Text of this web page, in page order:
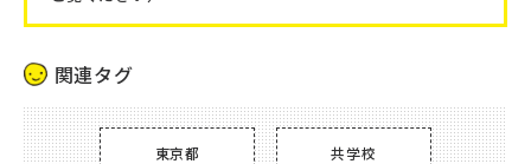
関連タグ
東京都 共学校